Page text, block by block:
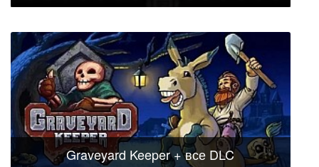
Graveyard Keeper + все DLC